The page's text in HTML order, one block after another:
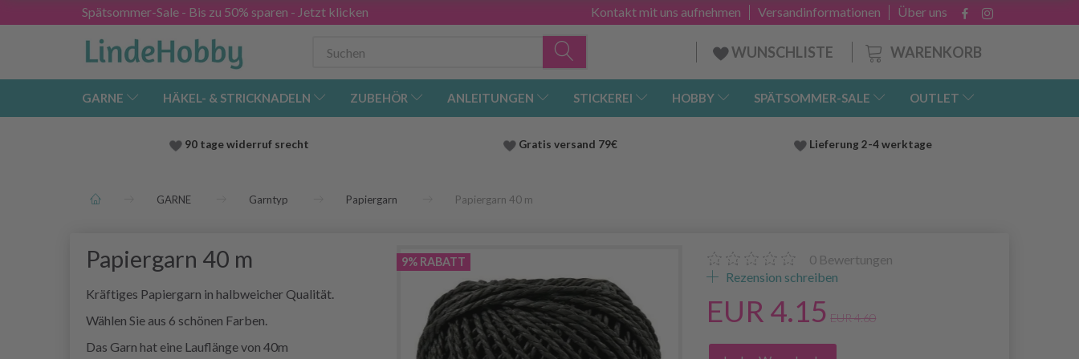
Spätsommer-Sale - Bis zu 50% sparen - Jetzt klicken Über uns
Versandinformationen
Kontakt mit uns aufnehmen
WARENKORB
WUNSCHLISTE
GARNE HÄKEL- & STRICKNADELN ZUBEHÖR ANLEITUNGEN STICKEREI HOBBY SPÄTSOMMER-SALE OUTLET
90 tage widerruf srecht Gratis versand 79€ Lieferung 2-4 werktage
GARNE Garntyp Papiergarn Papiergarn 40 m
Papiergarn 40 m
Kräftiges Papiergarn in halbweicher Qualität.
Wählen Sie aus 6 schönen Farben.
Das Garn hat eine Lauflänge von 40m
9% RABATT 0 Bewertungen
Rezension schreiben
EUR 4.15 EUR 4.60